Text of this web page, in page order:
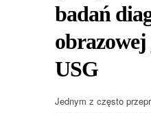
badań
obrazowej
USG
Jednym z często